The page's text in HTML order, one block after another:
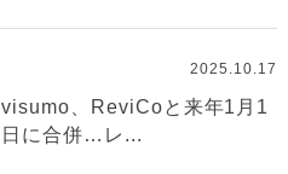
2025.10.17
visumo、ReviCoと来年1月1
日に合併…レ...